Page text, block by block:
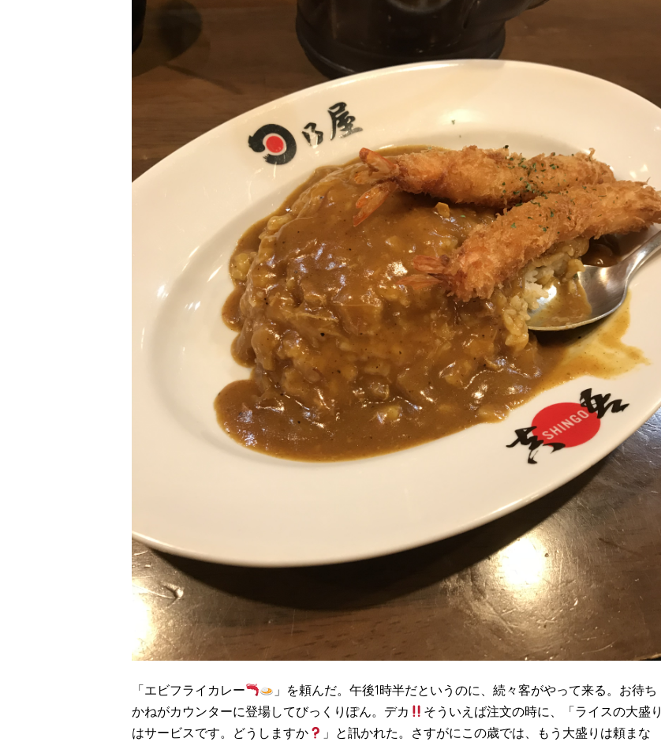
「エビフライカレー
」を頼んだ。午後1時半だというのに、続々客がやって来る。お待ち
かねがカウンターに登場してびっくりぽん。デカ
そういえば注文の時に、「ライスの大盛り
はサービスです。どうしますか
」と訊かれた。さすがにこの歳では、もう大盛りは頼まな